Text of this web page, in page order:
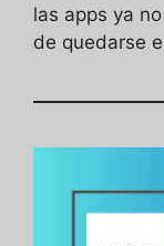
las apps ya
de quedarse